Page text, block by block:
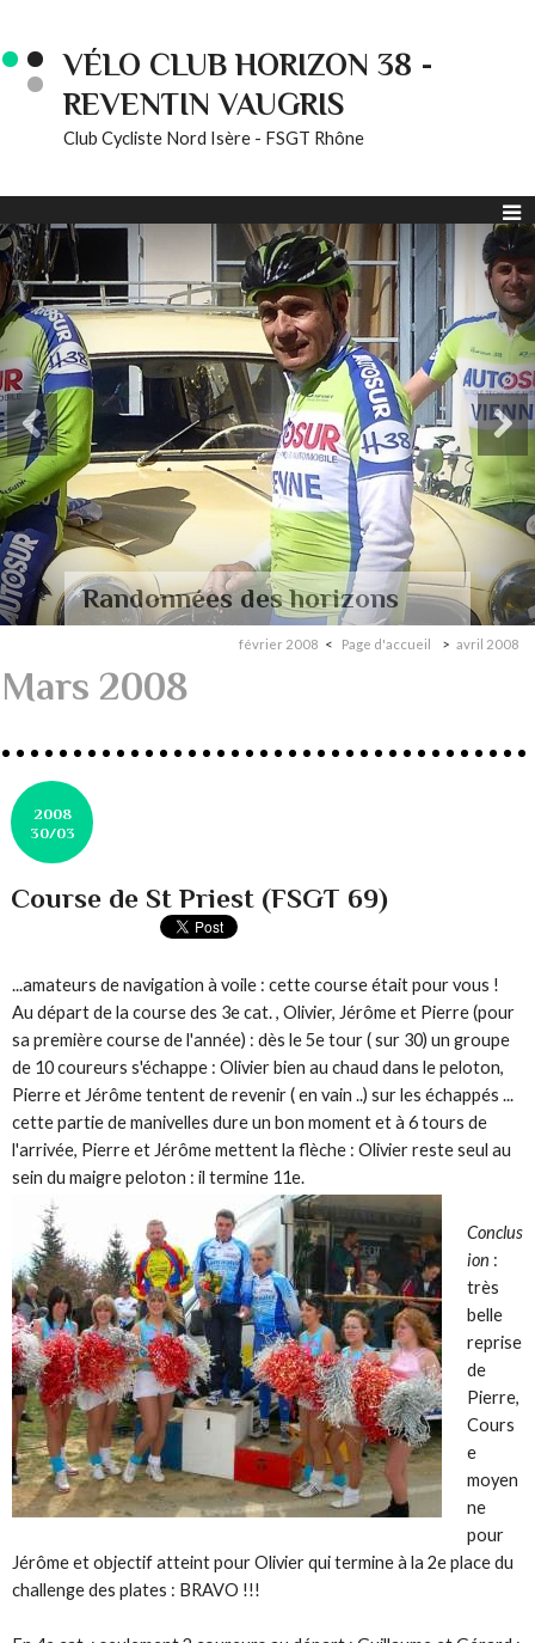
VÉLO CLUB HORIZON 38 -
REVENTIN VAUGRIS
Club Cycliste Nord Isère - FSGT Rhône
Randonnées des horizons
février 2008 Page d'accueil avril 2008
Mars 2008
2008
30/03
Course de St Priest (FSGT 69)
...amateurs de navigation à voile : cette course était pour vous !
Au départ de la course des 3e cat. , Olivier, Jérôme et Pierre (pour
sa première course de l'année) : dès le 5e tour ( sur 30) un groupe
de 10 coureurs s'échappe : Olivier bien au chaud dans le peloton,
Pierre et Jérôme tentent de revenir ( en vain ..) sur les échappés ...
cette partie de manivelles dure un bon moment et à 6 tours de
l'arrivée, Pierre et Jérôme mettent la flèche : Olivier reste seul au
sein du maigre peloton : il termine 11e.
Conclus
ion :
très
belle
reprise
de
Pierre,
Cours
e
moyen
ne
pour
Jérôme et objectif atteint pour Olivier qui termine à la 2e place du
challenge des plates : BRAVO !!!